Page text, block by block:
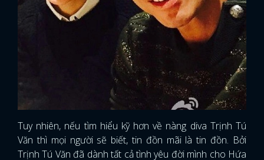
Tuy nhiên, nếu tìm hiểu kỹ hơn về nàng diva Trịnh Tú
Văn thì mọi người sẽ biết, tin đồn mãi là tin đồn. Bởi
Trịnh Tú Văn đã dành tất cả tình yêu đời mình cho Hứa